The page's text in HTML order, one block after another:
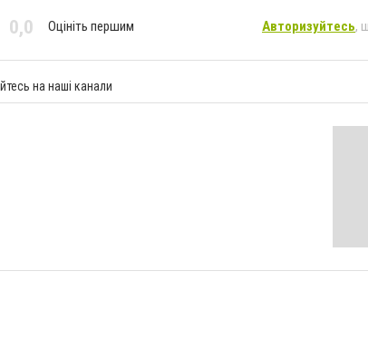
0,0 Оцініть першим Авторизуйтесь,
на наші канали